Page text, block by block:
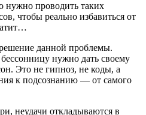
нужно проводить таких
чтобы реально избавиться от
данной проблемы.
нужно дать своему
Это не гипноз, не коды, а
к подсознанию — от самого
неудачи откладываются в